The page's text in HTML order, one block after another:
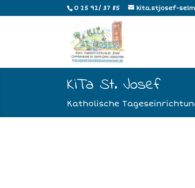
0 25 92/ 37 85 kita.stjosef-
KiTa St. Josef
Katholische